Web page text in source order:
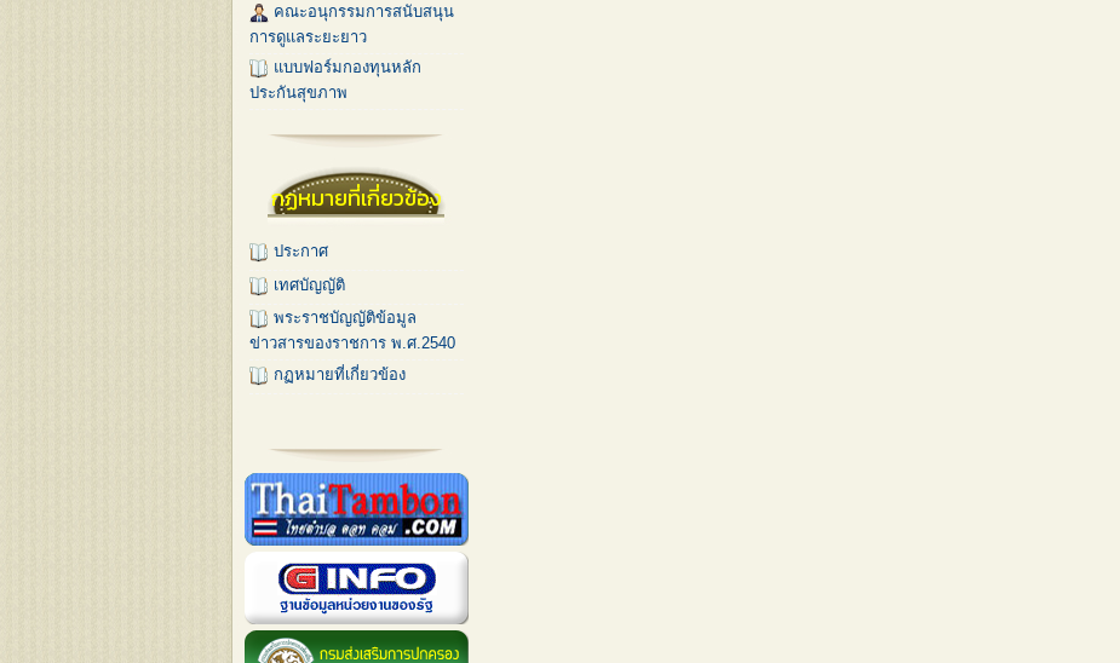
คณะอนุกรรมการสนับสนุน
การดูแลระยะยาว
แบบฟอร์มกองทุนหลัก
ประกันสุขภาพ
กฏหมายที่เกี่ยวข้อง
ประกาศ
เทศบัญญัติ
พระราชบัญญัติข้อมูล
ข่าวสารของราชการ พ.ศ.2540
กฏหมายที่เกี่ยวข้อง